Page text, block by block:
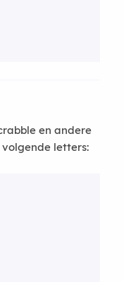
en andere
letters: